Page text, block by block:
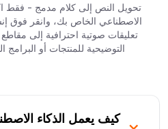
تحويل النص إلى كلام مدمج - فقط
الاصطناعي الخاص بك، وانقر فوق
تعليقات صوتية احترافية إلى
التوضيحية للمنتجات أو
كيف يعمل الذكاء